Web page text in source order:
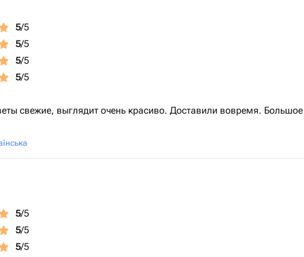
5/5
5/5
5/5
5/5
свежие, выглядит очень красиво. Доставили вовремя. Большое
5/5
5/5
5/5